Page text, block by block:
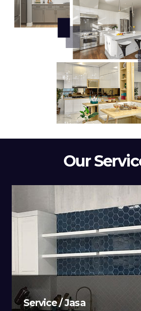
Our
Service / Jasa